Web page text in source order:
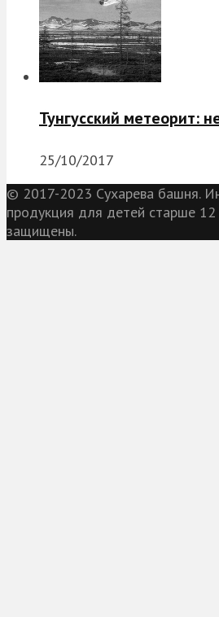
Тунгусский метеорит:
25/10/2017
© 2017-2023 Сухарева башня.
продукция для детей старше 12
защищены.